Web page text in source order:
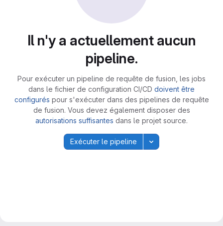
Il n'y a actuellement aucun
pipeline.
Pour exécuter un pipeline de requête de fusion, les jobs
dans le fichier de configuration CI/CD doivent être
configurés pour s'exécuter dans des pipelines de requête
de fusion. Vous devez également disposer des
autorisations suffisantes dans le projet source.
Exécuter le pipeline